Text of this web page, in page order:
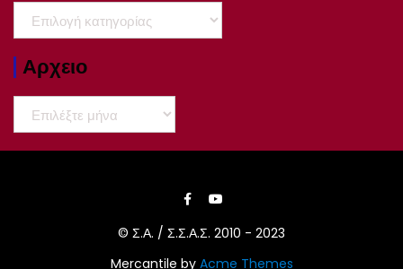
Αρχειο
© Σ.Α. / Σ.Σ.Α.Σ. 2010 - 2023
Mercantile by Acme Themes